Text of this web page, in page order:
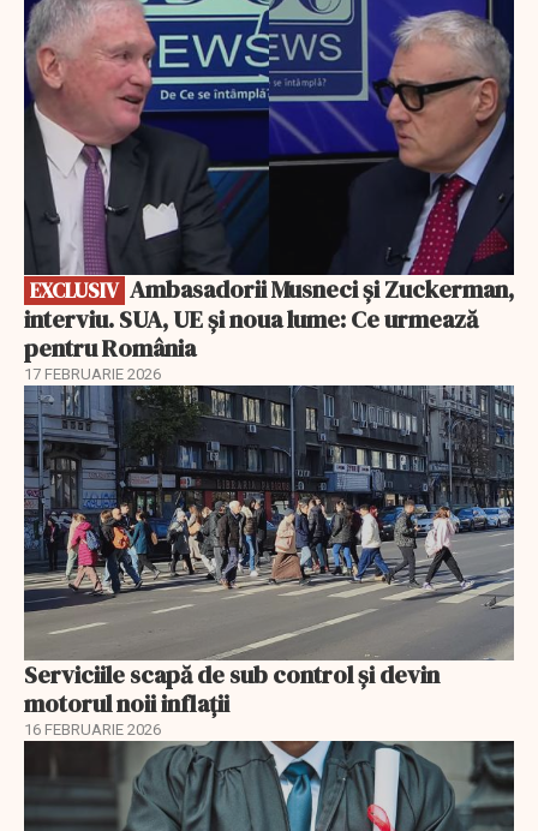
EXCLUSIV
interviu. SUA, UE și noua lume: Ce urmează
pentru România
17 FEBRUARIE 2026
Serviciile scapă de sub control și devin
motorul noii inflații
16 FEBRUARIE 2026